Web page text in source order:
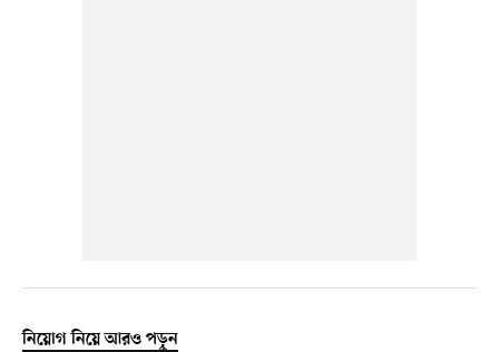
নিয়োগ নিয়ে আরও পড়ুন